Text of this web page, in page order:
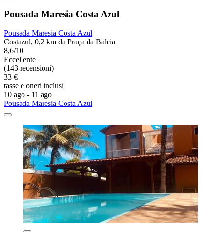
Pousada Maresia Costa Azul
Pousada Maresia Costa Azul
Costazul, 0,2 km da Praça da Baleia
8,6/10
Eccellente
(143 recensioni)
33 €
tasse e oneri inclusi
10 ago - 11 ago
Pousada Maresia Costa Azul